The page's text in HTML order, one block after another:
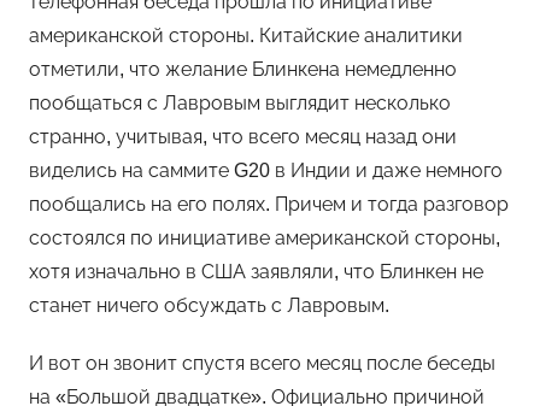
американской стороны. Китайские аналитики
отметили, что желание Блинкена немедленно
пообщаться с Лавровым выглядит несколько
странно, учитывая, что всего месяц назад они
виделись на саммите G20 в Индии и даже немного
пообщались на его полях. Причем и тогда разговор
состоялся по инициативе американской стороны,
хотя изначально в США заявляли, что Блинкен не
станет ничего обсуждать с Лавровым.
И вот он звонит спустя всего месяц после беседы
на «Большой двадцатке». Официально причиной